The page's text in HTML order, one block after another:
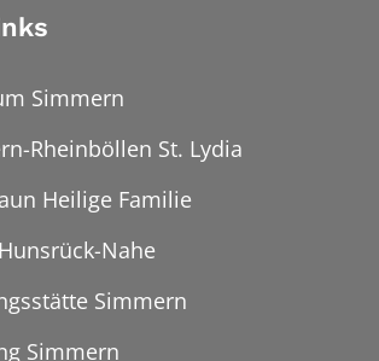
Simmern
Rheinböllen St. Lydia
Heilige Familie
Nahe
Simmern
Simmern